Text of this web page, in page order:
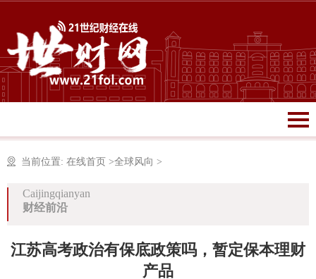
当前位置: 在线首页 >全球风向 >
Caijingqianyan
财经前沿
江苏高考政治有保底政策吗，暂定保本理财
产品